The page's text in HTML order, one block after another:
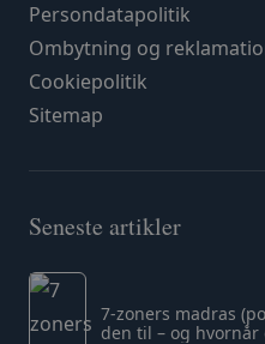
Persondatapolitik
Ombytning og
Cookiepolitik
Sitemap
Seneste artikler
7-zoners madras
den til – og hvornår